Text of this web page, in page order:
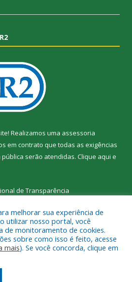
Realizamos uma assessoria
em contrato que todas as exigências
serão atendidas. Clique aqui e
de Transparência
a SEMED – Secretaria Municipal de
Senador José Porfírio.
Área Administrativa
melhorar sua experiência de
utilizar nosso portal, você
de monitoramento de cookies.
sobre como isso é feito, acesse
mais). Se você concorda, clique em